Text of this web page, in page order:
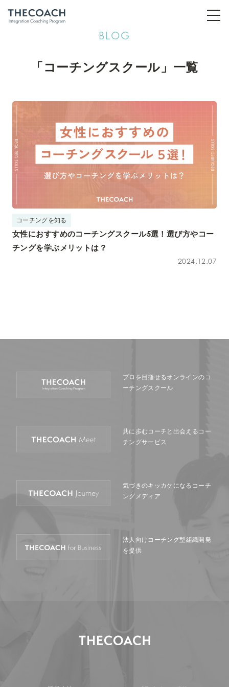
BLOG
「コーチングスクール」一覧
コーチングを知る
女性におすすめのコーチングスクール5選！選び方やコー
チングを学ぶメリットは？
2024.12.07
プロを目指せるオンラインの コ
ーチングスクール
共に歩むコーチと出会える コー
チングサービス
気づきのキッカケになる コーチ
ングメディア
法人向けコーチング型組織開発
を提供